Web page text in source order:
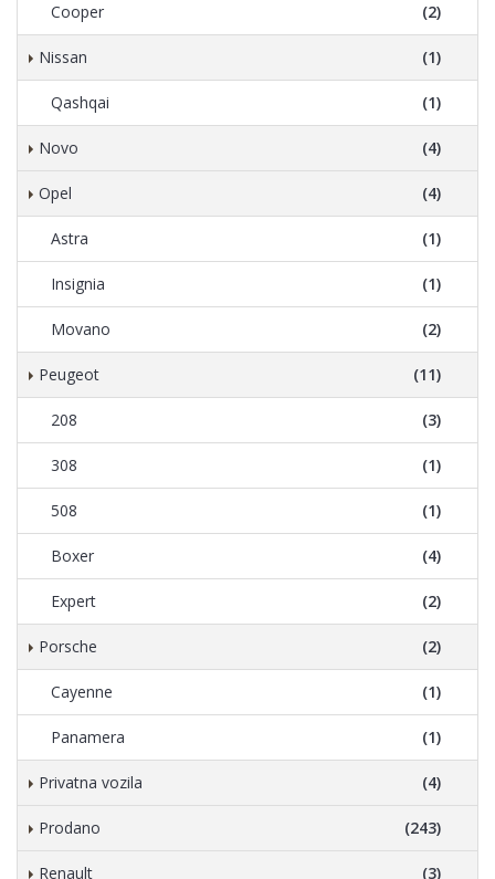
Cooper (2)
Nissan (1)
Qashqai (1)
Novo (4)
Opel (4)
Astra (1)
Insignia (1)
Movano (2)
Peugeot (11)
208 (3)
308 (1)
508 (1)
Boxer (4)
Expert (2)
Porsche (2)
Cayenne (1)
Panamera (1)
Privatna vozila (4)
Prodano (243)
Renault (3)